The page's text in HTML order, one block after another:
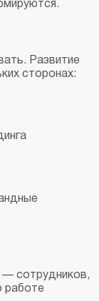
Развитие
сторонах:
сотрудников,
работе